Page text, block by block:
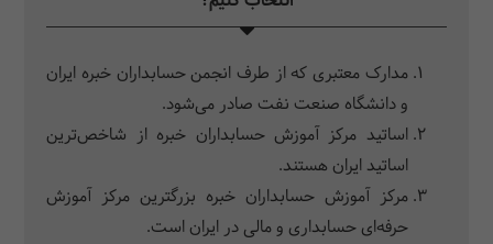
مدارک معتبری که از طرف انجمن حسابداران خبره ایران
و دانشگاه صنعت نفت صادر می‌شود.
اساتید مرکز آموزش حسابداران خبره از شاخص‌ترین
اساتید ایران هستند.
مرکز آموزش حسابداران خبره بزرگترین مرکز آموزش
حرفه‌ای حسابداری و مالی در ایران است.